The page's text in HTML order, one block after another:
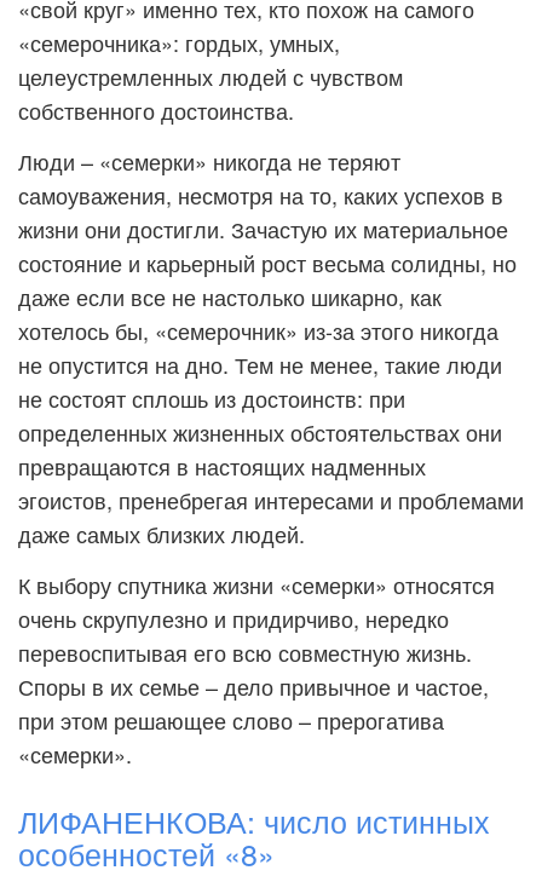
«свой круг» именно тех, кто похож на самого
«семерочника»: гордых, умных,
целеустремленных людей с чувством
собственного достоинства.
Люди – «семерки» никогда не теряют
самоуважения, несмотря на то, каких успехов в
жизни они достигли. Зачастую их материальное
состояние и карьерный рост весьма солидны, но
даже если все не настолько шикарно, как
хотелось бы, «семерочник» из-за этого никогда
не опустится на дно. Тем не менее, такие люди
не состоят сплошь из достоинств: при
определенных жизненных обстоятельствах они
превращаются в настоящих надменных
эгоистов, пренебрегая интересами и проблемами
даже самых близких людей.
К выбору спутника жизни «семерки» относятся
очень скрупулезно и придирчиво, нередко
перевоспитывая его всю совместную жизнь.
Споры в их семье – дело привычное и частое,
при этом решающее слово – прерогатива
«семерки».
ЛИФАНЕНКОВА: число истинных
особенностей «8»